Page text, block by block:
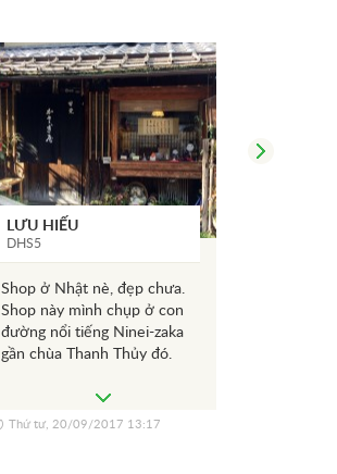
LƯU HIẾU
DHS5
Shop ở Nhật nè, đẹp chưa.
Shop này mình chụp ở con
đường nổi tiếng Ninei-zaka
gần chùa Thanh Thủy đó.
Thứ tư, 20/09/2017 13:17